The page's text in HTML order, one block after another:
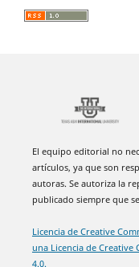
El equipo editorial no
artículos, ya que son
autoras. Se autoriza la
publicado siempre que
Licencia de Creative
una Licencia de
4.0.